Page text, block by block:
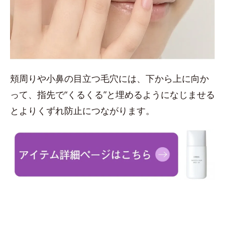
頬周りや小鼻の目立つ毛穴には、下から上に向か
って、指先で“くるくる”と埋めるようになじませる
とよりくずれ防止につながります。